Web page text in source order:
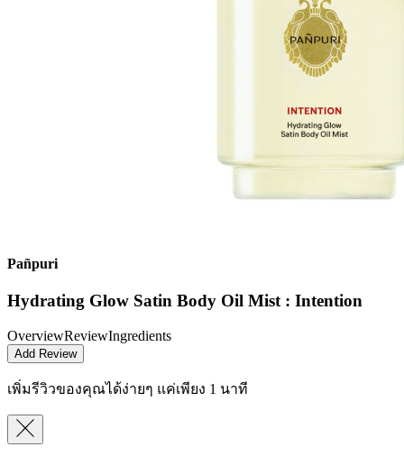
Pañpuri
Hydrating Glow Satin Body Oil Mist : Intention
OverviewReviewIngredients
Add Review
เพิ่มรีวิวของคุณได้ง่ายๆ แค่เพียง 1 นาที